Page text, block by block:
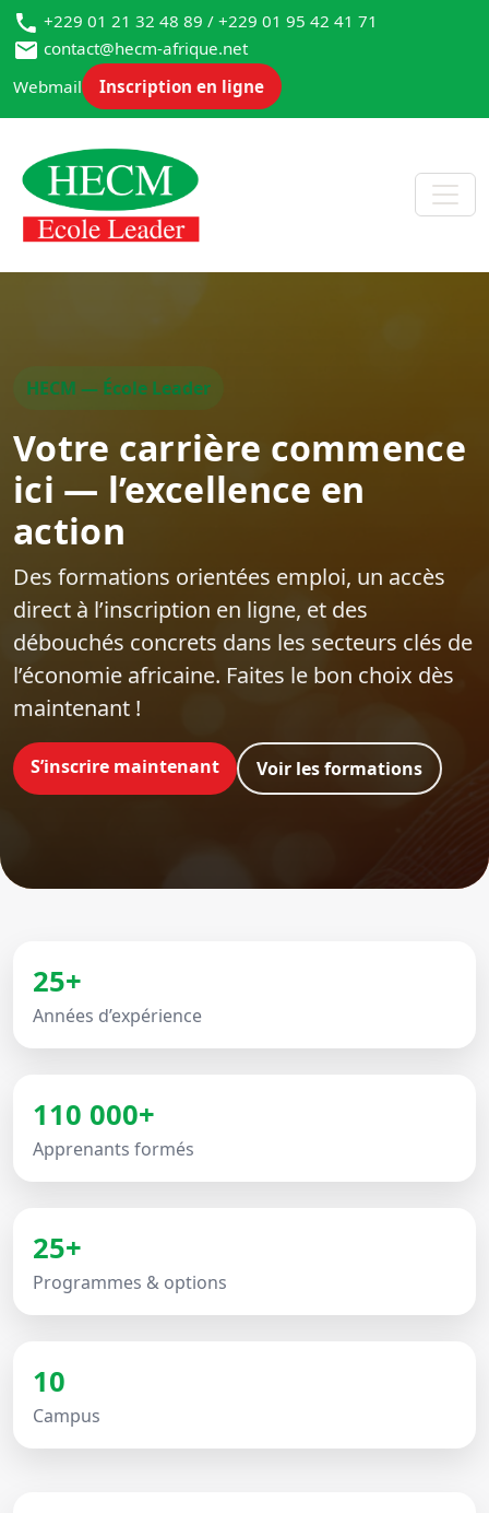
+229 01 21 32 48 89 / +229 01 95 42 41 71
contact@hecm-afrique.net
Webmail
Inscription en ligne
HECM — École Leader
Votre carrière commence
ici — l’excellence en
action
Des formations orientées emploi‍, un accès
direct à l’inscription en ligne, et des
débouchés concrets dans les secteurs clés de
l’économie africaine. Faites le bon choix dès
maintenant !
S’inscrire maintenant Voir les formations
25+
Années d’expérience
110 000+
Apprenants formés
25+
Programmes & options
10
Campus